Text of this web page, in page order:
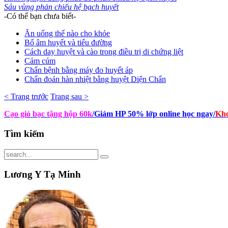
Sáu vùng phản chiếu hệ bạch huyết
-Có thể bạn chưa biết-
Ăn uống thế nào cho khỏe
Bổ âm huyết và tiểu đường
Cách day huyệt và cào trong điều trị di chứng liệt
Cảm cúm
Chẩn bệnh bằng máy đo huyết áp
Chẩn đoán hàn nhiệt bằng huyệt Diện Chẩn
< Trang trước Trang sau >
Cạo gió bạc tặng hộp 60k/Giảm HP 50% lớp online học ngay/
Tìm kiếm
LươngY Tạ Minh